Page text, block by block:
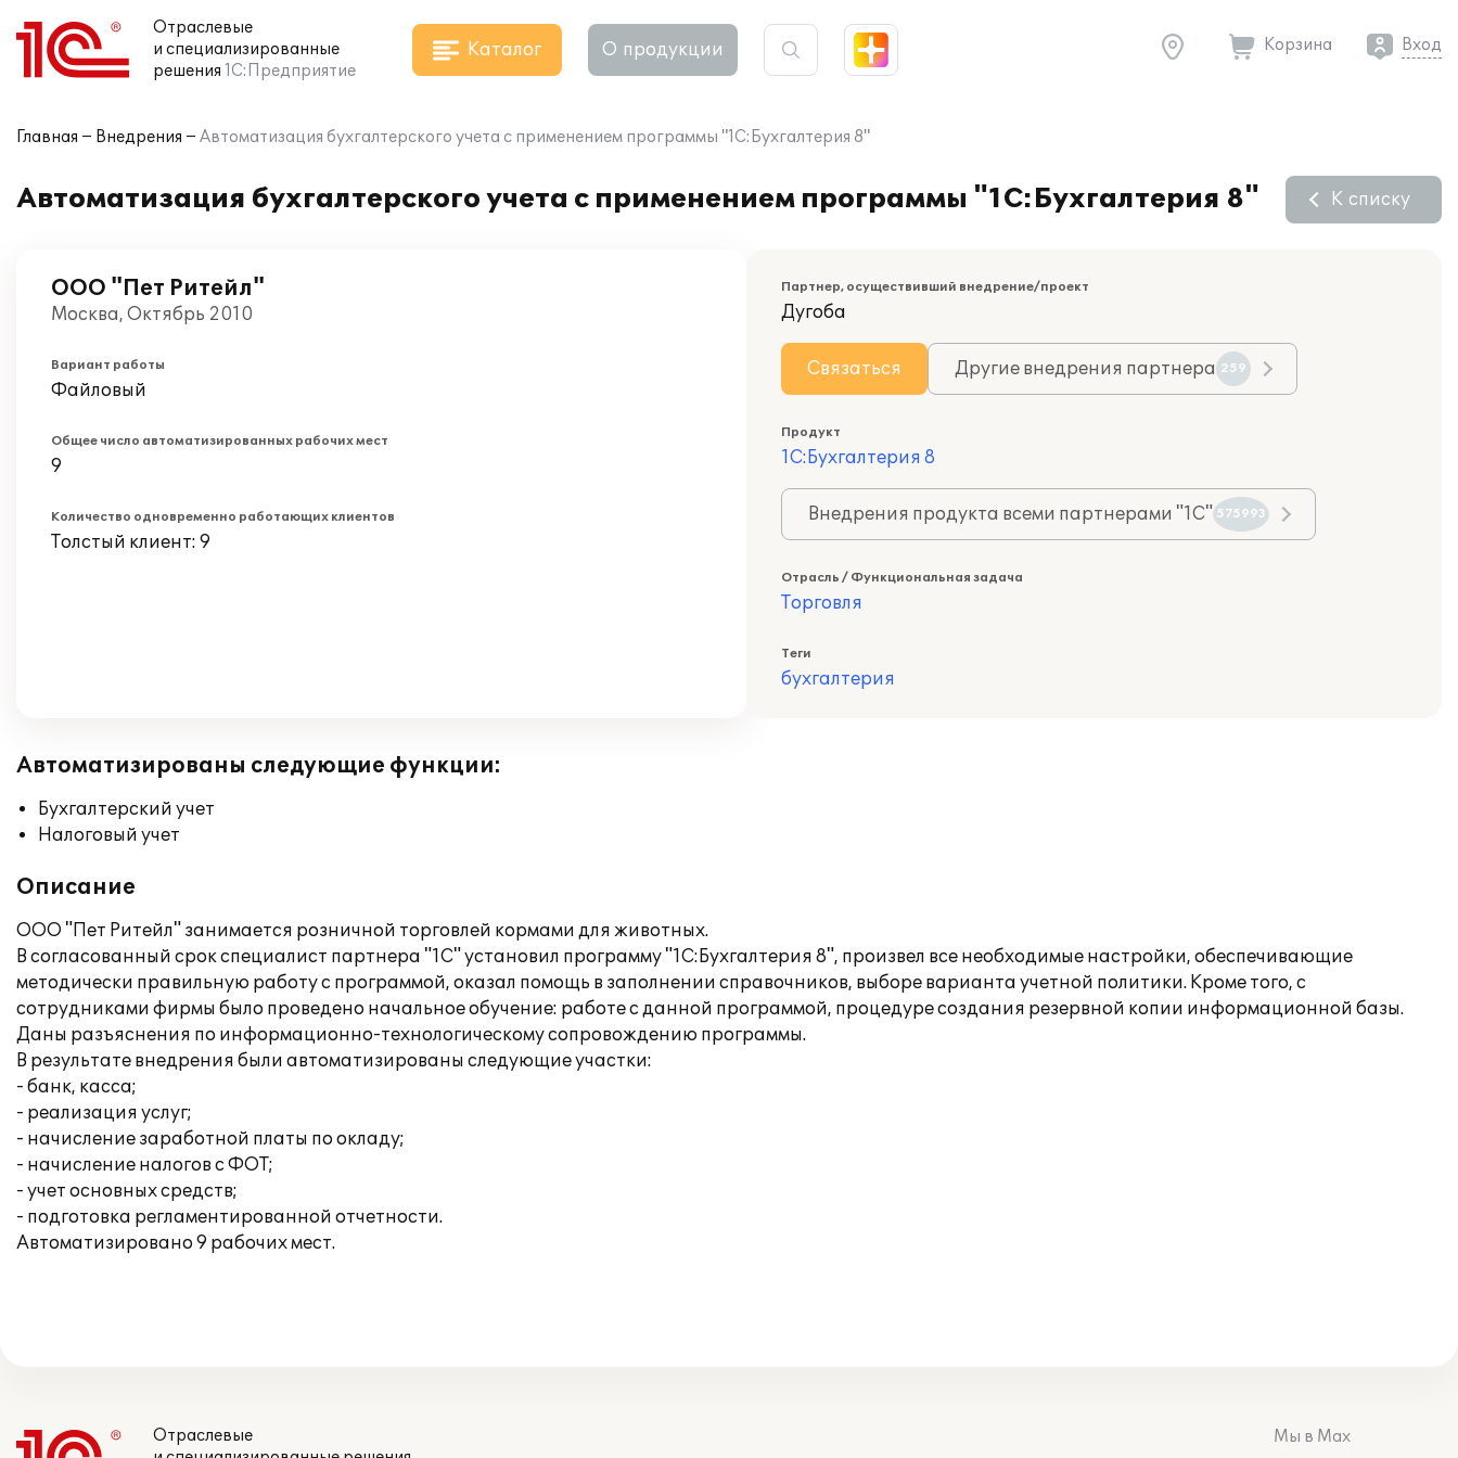
Отраслевые
и специализированные
решения 1С:Предприятие
Каталог О продукции Корзина Вход
Главная Внедрения Автоматизация бухгалтерского учета с применением программы "1С:Бухгалтерия 8"
Автоматизация бухгалтерского учета с применением программы "1С:Бухгалтерия 8" К списку
ООО "Пет Ритейл"
Москва, Октябрь 2010
Вариант работы
Файловый
Общее число автоматизированных рабочих мест
9
Количество одновременно работающих клиентов
Толстый клиент: 9
Партнер, осуществивший внедрение/проект
Дугоба
Связаться Другие внедрения партнера 259
Продукт
1С:Бухгалтерия 8
Внедрения продукта всеми партнерами "1С" 575993
Отрасль / Функциональная задача
Торговля
Теги
бухгалтерия
Автоматизированы следующие функции:
Бухгалтерский учет
Налоговый учет
Описание
ООО "Пет Ритейл" занимается розничной торговлей кормами для животных.
В согласованный срок специалист партнера "1С" установил программу "1С:Бухгалтерия 8", произвел все необходимые настройки, обеспечивающие
методически правильную работу с программой, оказал помощь в заполнении справочников, выборе варианта учетной политики. Кроме того, с
сотрудниками фирмы было проведено начальное обучение: работе с данной программой, процедуре создания резервной копии информационной базы.
Даны разъяснения по информационно-технологическому сопровождению программы.
В результате внедрения были автоматизированы следующие участки:
- банк, касса;
- реализация услуг;
- начисление заработной платы по окладу;
- начисление налогов с ФОТ;
- учет основных средств;
- подготовка регламентированной отчетности.
Автоматизировано 9 рабочих мест.
Отраслевые
Мы в Max